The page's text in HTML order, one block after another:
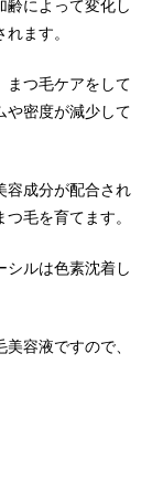
齢によって変化し
ます。
まつ毛ケアをして
や密度が減少して
容成分が配合され
毛を育てます。
シルは色素沈着し
容液ですので、